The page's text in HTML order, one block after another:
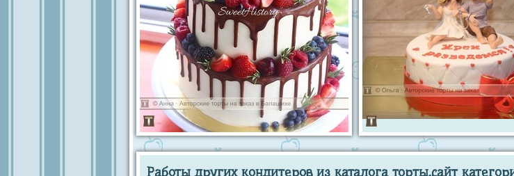
Работы других кондитеров из каталога торты.сайт